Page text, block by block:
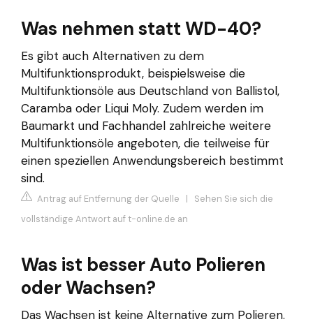
Was nehmen statt WD-40?
Es gibt auch Alternativen zu dem
Multifunktionsprodukt, beispielsweise die
Multifunktionsöle aus Deutschland von Ballistol,
Caramba oder Liqui Moly. Zudem werden im
Baumarkt und Fachhandel zahlreiche weitere
Multifunktionsöle angeboten, die teilweise für
einen speziellen Anwendungsbereich bestimmt
sind.
Antrag auf Entfernung der Quelle | Sehen Sie sich die
vollständige Antwort auf t-online.de an
Was ist besser Auto Polieren
oder Wachsen?
Das Wachsen ist keine Alternative zum Polieren.